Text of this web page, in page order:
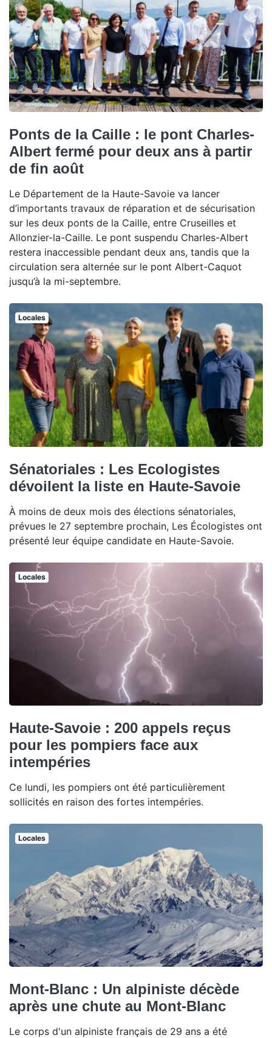
Ponts de la Caille : le pont Charles-
Albert fermé pour deux ans à partir
de fin août
Le Département de la Haute-Savoie va lancer
d’importants travaux de réparation et de sécurisation
sur les deux ponts de la Caille, entre Cruseilles et
Allonzier-la-Caille. Le pont suspendu Charles-Albert
restera inaccessible pendant deux ans, tandis que la
circulation sera alternée sur le pont Albert-Caquot
jusqu’à la mi-septembre.
Locales
Sénatoriales : Les Ecologistes
dévoilent la liste en Haute-Savoie
À moins de deux mois des élections sénatoriales,
prévues le 27 septembre prochain, Les Écologistes ont
présenté leur équipe candidate en Haute-Savoie.
Locales
Haute-Savoie : 200 appels reçus
pour les pompiers face aux
intempéries
Ce lundi, les pompiers ont été particulièrement
sollicités en raison des fortes intempéries.
Locales
Mont-Blanc : Un alpiniste décède
après une chute au Mont-Blanc
Le corps d'un alpiniste français de 29 ans a été